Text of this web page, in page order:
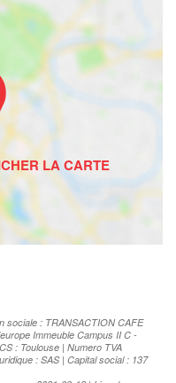
sociale : TRANSACTION CAFE
Immeuble Campus II C -
: Toulouse | Numero TVA
: SAS | Capital social : 137